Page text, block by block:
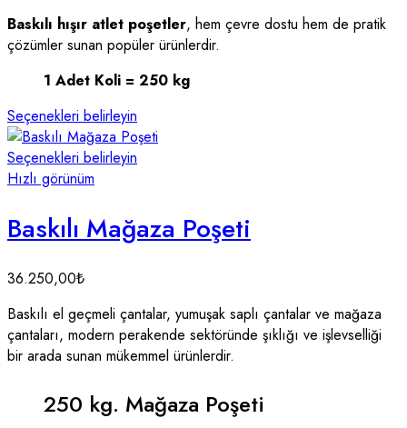
Baskılı hışır atlet poşetler, hem çevre dostu hem de pratik
çözümler sunan popüler ürünlerdir.
1 Adet Koli = 250 kg
Seçenekleri belirleyin
Seçenekleri belirleyin
Hızlı görünüm
Baskılı Mağaza Poşeti
36.250,00₺
Baskılı el geçmeli çantalar, yumuşak saplı çantalar ve mağaza
çantaları, modern perakende sektöründe şıklığı ve işlevselliği
bir arada sunan mükemmel ürünlerdir.
250 kg. Mağaza Poşeti